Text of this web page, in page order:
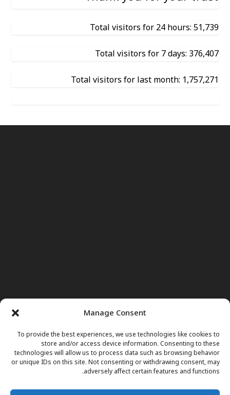
Manage Consent
To provide the best experiences, we use technologies like cookies to
store and/or access device information. Consenting to these
technologies will allow us to process data such as browsing behavior
or unique IDs on this site. Not consenting or withdrawing consent, may
adversely affect certain features and functions.
Total visitors for 24 hours: 51,739
Total visitors for 7 days: 376,407
Total visitors for last month: 1,757,271